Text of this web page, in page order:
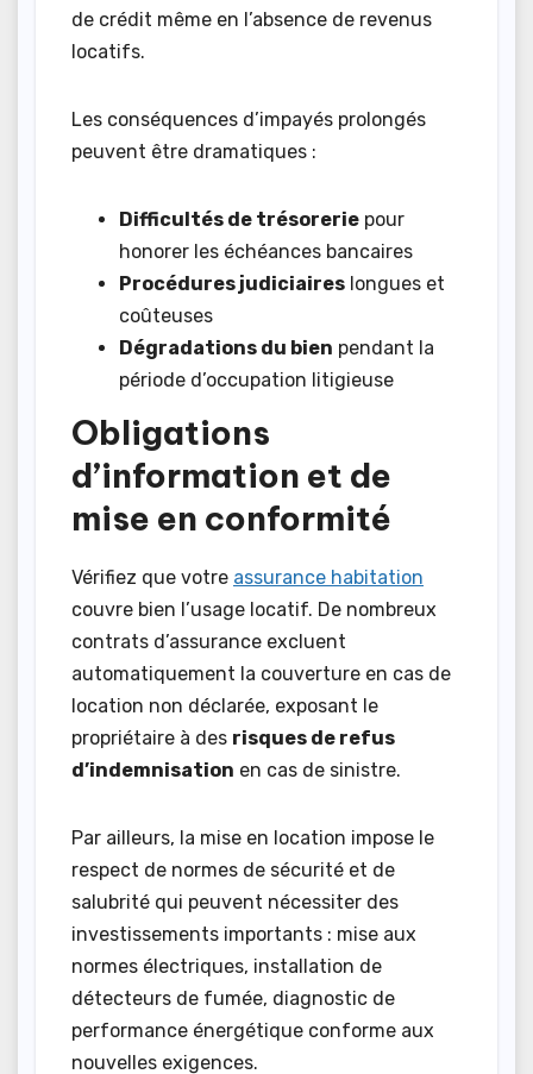
de crédit même en l’absence de revenus
locatifs.
Les conséquences d’impayés prolongés
peuvent être dramatiques :
Difficultés de trésorerie pour
honorer les échéances bancaires
Procédures judiciaires longues et
coûteuses
Dégradations du bien pendant la
période d’occupation litigieuse
Obligations
d’information et de
mise en conformité
Vérifiez que votre assurance habitation
couvre bien l’usage locatif. De nombreux
contrats d’assurance excluent
automatiquement la couverture en cas de
location non déclarée, exposant le
propriétaire à des risques de refus
d’indemnisation en cas de sinistre.
Par ailleurs, la mise en location impose le
respect de normes de sécurité et de
salubrité qui peuvent nécessiter des
investissements importants : mise aux
normes électriques, installation de
détecteurs de fumée, diagnostic de
performance énergétique conforme aux
nouvelles exigences.